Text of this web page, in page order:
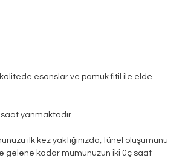
esanslar ve pamuk fitil ile elde
saat yanmaktadır.
ilk kez yaktığınızda, tünel oluşumunu
gelene kadar mumunuzun iki üç saat